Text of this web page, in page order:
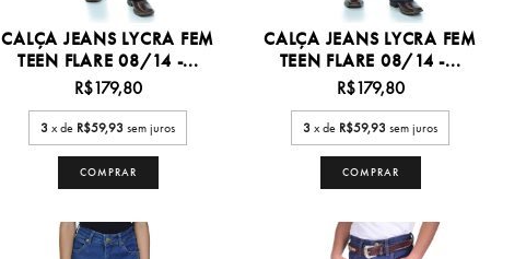
CALÇA JEANS LYCRA FEM
TEEN FLARE 08/14 -...
R$179,80
3 x de R$59,93 sem juros
COMPRAR
CALÇA JEANS LYCRA FEM
TEEN FLARE 08/14 -...
R$179,80
3 x de R$59,93 sem juros
COMPRAR